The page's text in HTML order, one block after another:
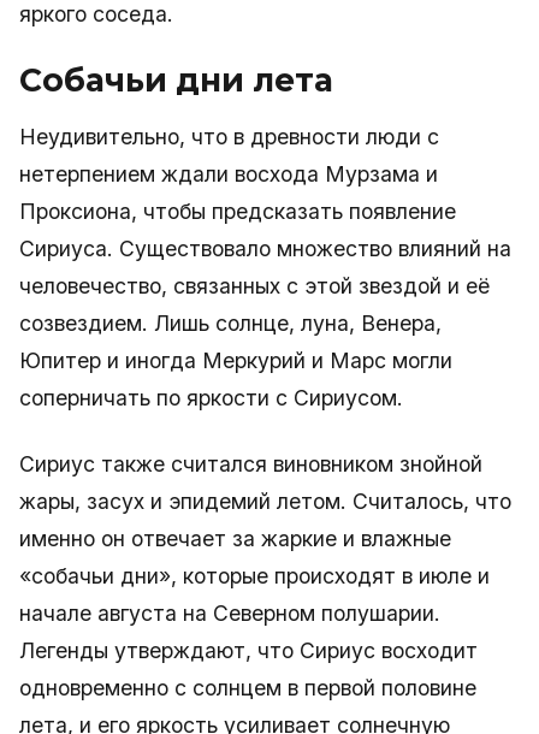
яркого соседа.
Собачьи дни лета
Неудивительно, что в древности люди с
нетерпением ждали восхода Мурзама и
Проксиона, чтобы предсказать появление
Сириуса. Существовало множество влияний на
человечество, связанных с этой звездой и её
созвездием. Лишь солнце, луна, Венера,
Юпитер и иногда Меркурий и Марс могли
соперничать по яркости с Сириусом.
Сириус также считался виновником знойной
жары, засух и эпидемий летом. Считалось, что
именно он отвечает за жаркие и влажные
«собачьи дни», которые происходят в июле и
начале августа на Северном полушарии.
Легенды утверждают, что Сириус восходит
одновременно с солнцем в первой половине
лета, и его яркость усиливает солнечную